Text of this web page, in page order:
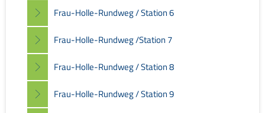
Frau-Holle-Rundweg / Station 6
Frau-Holle-Rundweg /Station 7
Frau-Holle-Rundweg / Station 8
Frau-Holle-Rundweg / Station 9